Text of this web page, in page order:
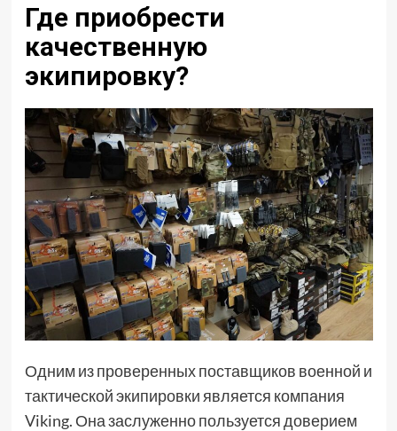
Где приобрести
качественную
экипировку?
Одним из проверенных поставщиков военной и
тактической экипировки является компания
Viking. Она заслуженно пользуется доверием